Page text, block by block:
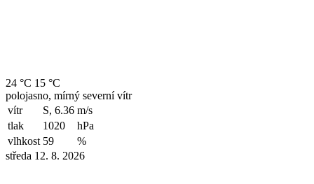
24 °C 15 °C
polojasno, mírný severní vítr
vítr
S, 6.36 m/s
tlak
1020
hPa
vlhkost 59
%
středa 12. 8. 2026